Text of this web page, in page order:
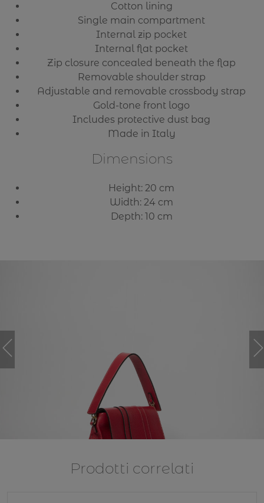
Cotton lining
Single main compartment
Internal zip pocket
Internal flat pocket
Zip closure concealed beneath the flap
Removable shoulder strap
Adjustable and removable crossbody strap
Gold-tone front logo
Includes protective dust bag
Made in Italy
Dimensions
Height: 20 cm
Width: 24 cm
Depth: 10 cm
Prodotti correlati